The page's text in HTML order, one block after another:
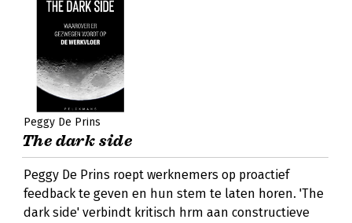
Peggy De Prins
The dark side
Peggy De Prins roept werknemers op proactief
feedback te geven en hun stem te laten horen. 'The
dark side' verbindt kritisch hrm aan constructieve